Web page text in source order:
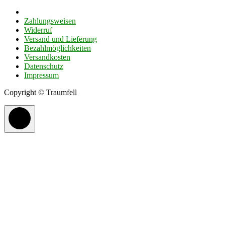
Zahlungsweisen
Widerruf
Versand und Lieferung
Bezahlmöglichkeiten
Versandkosten
Datenschutz
Impressum
Copyright © Traumfell